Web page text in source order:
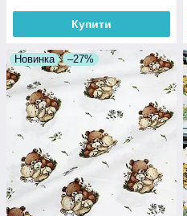
Купити
Новинка –27%